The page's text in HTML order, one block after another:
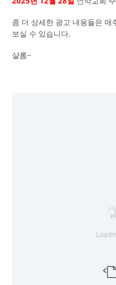
좀 더 상세한 광고 내용들은 매
보실 수 있습니다.
샬롬~